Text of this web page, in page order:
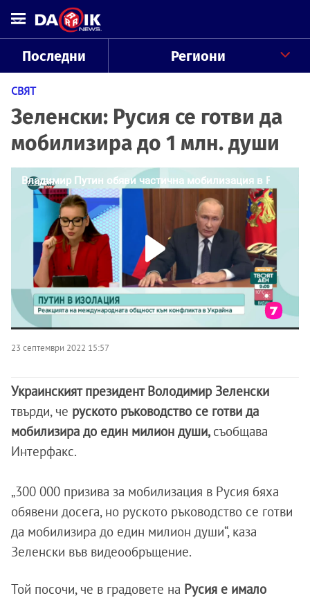
Последни Региони
СВЯТ
Зеленски: Русия се готви да
мобилизира до 1 млн. души
23 септември 2022 15:57
Украинският президент Володимир Зеленски
твърди, че руското ръководство се готви да
мобилизира до един милион души, съобщава
Интерфакс.
„300 000 призива за мобилизация в Русия бяха
обявени досега, но руското ръководство се готви
да мобилизира до един милион души“, каза
Зеленски във видеообръщение.
Той посочи, че в градовете на Русия е имало